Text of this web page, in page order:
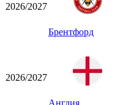
2026/2027
Брентфорд
2026/2027
Англия